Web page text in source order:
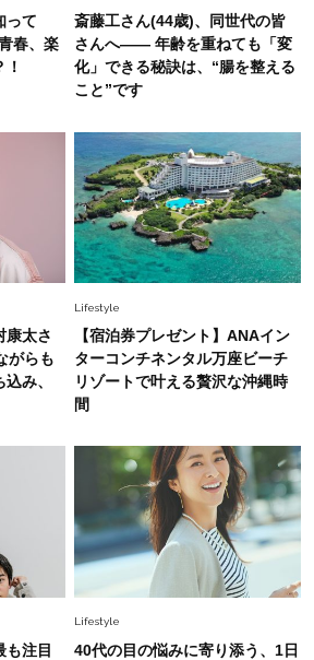
の【開運アクション】は”ひと拭き”習
金運アップ→トイレ、じゃあ底上げ運
りさん「40代になり、やっと“仕事以外の
”に目が向いた」ライフスタイルも、服も
もこんなに華やぐ！40代、夏の「甘めト
×パンツ」コーデ〈3選〉
2026.5.29
夏通勤はこれ１着！「きちんと感」も
ャレ」も整うトレンドトップス〈4選〉
2026.6.26
これさえあれば！40代は【淡色ワンピ】
しげ＆上品見え〈3選〉
レ40代の【ワンピ＆オールインワン】最
って
春、楽
斎藤工さん(44歳)、同世代の皆
さんへ―― 年齢を重ねても「変
化」できる秘訣は、“腸を整える
こと”です
康太さ
がらも
み、
Lifestyle
【宿泊券プレゼント】ANAイン
ターコンチネンタル万座ビーチ
リゾートで叶える贅沢な沖縄時
間
も注目
Lifestyle
40代の目の悩みに寄り添う、1日